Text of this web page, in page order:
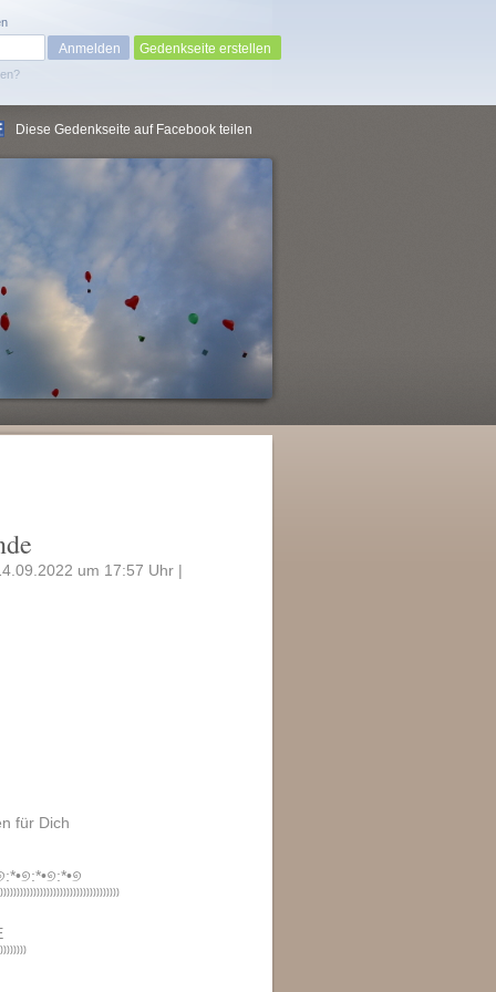
Gedenkseite erstellen
Diese Gedenkseite auf Facebook teilen
um 17:57 Uhr |
für Dich